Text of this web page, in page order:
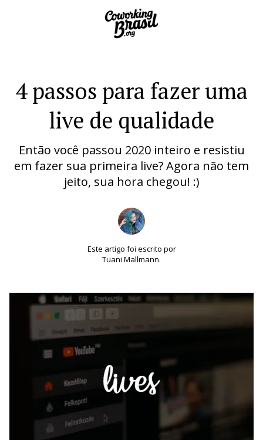
4 passos para fazer uma
live de qualidade
Então você passou 2020 inteiro e resistiu
em fazer sua primeira live? Agora não tem
jeito, sua hora chegou! :)
Este artigo foi escrito por
Tuani Mallmann.